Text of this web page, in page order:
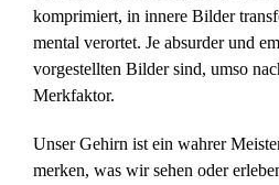
komprimiert, in innere Bilder
mental verortet. Je absurder und
vorgestellten Bilder sind, umso
Merkfaktor.
Unser Gehirn ist ein wahrer
merken, was wir sehen oder